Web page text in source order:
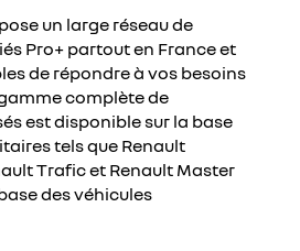
un large réseau de
Pro+ partout en France et
de répondre à vos besoins
complète de
est disponible sur la base
tels que Renault
Trafic et Renault Master
des véhicules